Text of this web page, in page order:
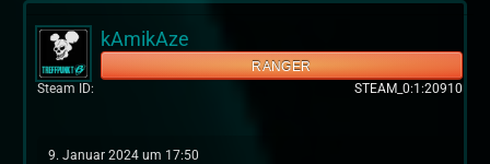
kAmikAze
RANGER
Steam ID
STEAM_0:1:20910
9. Januar 2024 um 17:50